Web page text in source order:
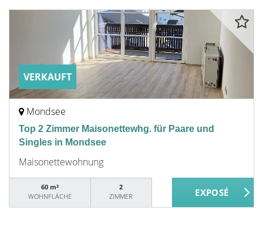
VERKAUFT
Mondsee
Top 2 Zimmer Maisonettewhg. für Paare und
Singles in Mondsee
Maisonettewohnung
60 m²
WOHNFLÄCHE
2
ZIMMER